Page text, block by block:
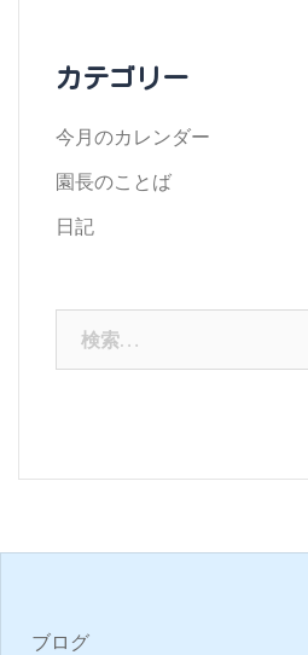
ブ
カテゴリー
今月のカレンダー
園長のことば
日記
ブログ